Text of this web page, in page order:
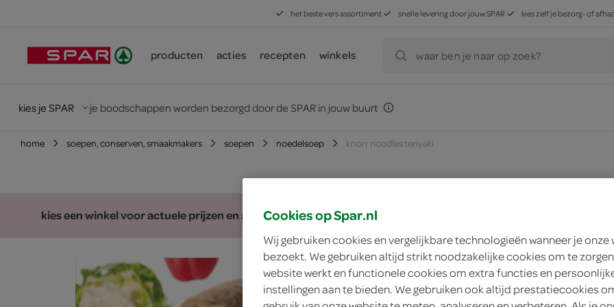
het beste vers assortiment snelle levering door jouw SPAR kies zelf je bezorg- of
producten acties recepten winkels waar ben je naar op zoek?
kies je SPAR je boodschappen worden bezorgd door de SPAR in jouw buurt
home soepen, conserven, smaakmakers soepen noedelsoep knorr noodles teriyaki
kies een winkel voor actuele prijzen en assortiment
Knorr Noodles
Cookies op Spar.nl
Wij gebruiken cookies en vergelijkbare technologieën wanneer je onze
bezoekt. We gebruiken altijd strikt noodzakelijke cookies om te
website werkt en functionele cookies om extra functies en
instellingen aan te bieden. We gebruiken ook altijd prestatiecookies